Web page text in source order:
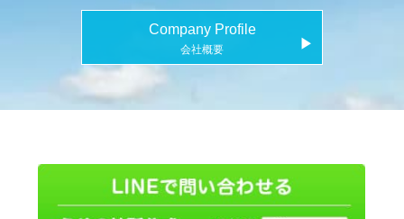
Company Profile
会社概要 ▶